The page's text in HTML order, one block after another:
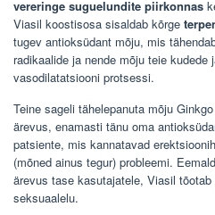
vereringe suguelundite piirkonnas
Viasil koostisosa sisaldab kõrge
tugev antioksüdant mõju, mis
radikaalide ja nende mõju teie kudede
vasodilatatsiooni protsessi.
Teine sageli tähelepanuta mõju
ärevus, enamasti tänu oma
patsiente, mis kannatavad
(mõned ainus tegur) probleemi.
ärevus tase kasutajatele, Viasil
seksuaalelu.